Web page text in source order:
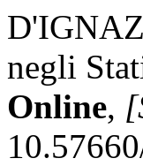
negli
Online,